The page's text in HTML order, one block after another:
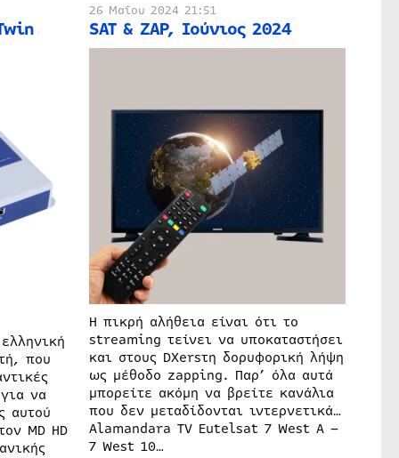
που
να
αυτού
MD HD
26 Μαΐου 2024 21:51
SAT & ZAP, Ιούνιος 2024
Η πικρή αλήθεια είναι ότι το
streaming τείνει να υποκαταστήσει
και στους DXersτη δορυφορική λήψη
ως μέθοδο zapping. Παρ’ όλα αυτά
μπορείτε ακόμη να βρείτε κανάλια
που δεν μεταδίδονται ιντερνετικά…
Alamandara TV Eutelsat 7 West A –
7 West 10…